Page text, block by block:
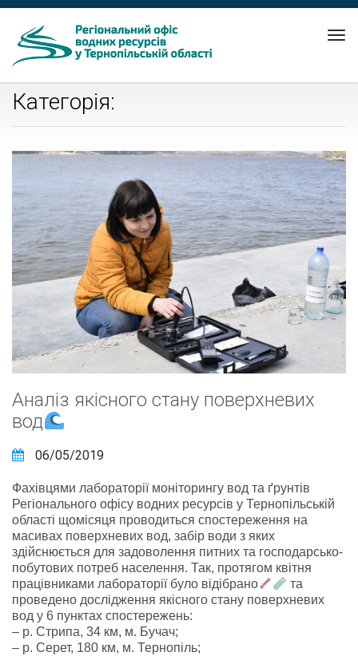
Категорія:
Аналіз якісного стану поверхневих
вод
06/05/2019
Фахівцями лабораторії моніторингу вод та ґрунтів
Регіонального офісу водних ресурсів у Тернопільській
області щомісяця проводиться спостереження на
масивах поверхневих вод, забір води з яких
здійснюється для задоволення питних та господарсько-
побутових потреб населення. Так, протягом квітня
працівниками лабораторії було відібрано
та
проведено дослідження якісного стану поверхневих
вод у 6 пунктах спостережень:
– р. Стрипа, 34 км, м. Бучач;
– р. Серет, 180 км, м. Тернопіль;